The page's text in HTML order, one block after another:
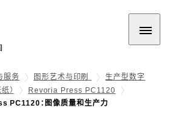
服务 图形艺术与印刷
生产型数字
）
Revoria Press PC1120
PC1120：图像质量和生产力